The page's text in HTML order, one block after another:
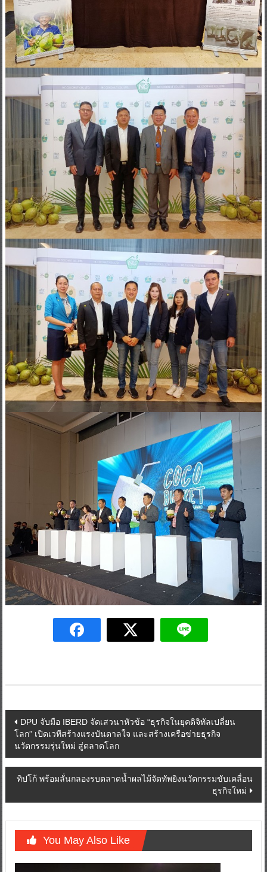
Post
navigation
DPU จับมือ IBERD จัดเสวนาหัวข้อ “ธุรกิจในยุคดิจิทัลเปลี่ยน
โลก” เปิดเวทีสร้างแรงบันดาลใจ และสร้างเครือข่ายธุรกิจ
นวัตกรรมรุ่นใหม่ สู่ตลาดโลก
ทิปโก้ พร้อมลั่นกลองรบตลาดน้ำผลไม้จัดทัพยิงนวัตกรรมขับเคลื่อน
ธุรกิจใหม่
You May Also Like